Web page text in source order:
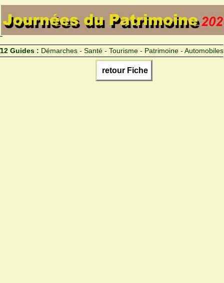
12 Guides : Démarches - Santé - Tourisme - Patrimoine - Automobiles
retour Fiche